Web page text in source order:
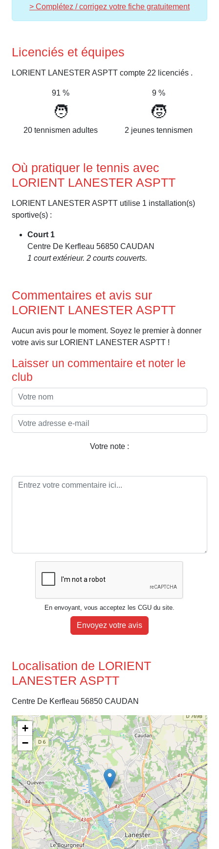
> Complétez / corrigez votre fiche gratuitement
Licenciés et équipes
LORIENT LANESTER ASPTT compte 22 licenciés .
91 % 9 %
🧑 🧒
20 tennismen adultes 2 jeunes tennismen
Où pratiquer le tennis avec
LORIENT LANESTER ASPTT
LORIENT LANESTER ASPTT utilise 1 installation(s)
sportive(s) :
Court 1
Centre De Kerfleau 56850 CAUDAN
1 court extérieur. 2 courts couverts.
Commentaires et avis sur
LORIENT LANESTER ASPTT
Aucun avis pour le moment. Soyez le premier à donner
votre avis sur LORIENT LANESTER ASPTT !
Laisser un commentaire et noter le
club
Votre note :
En envoyant, vous acceptez les CGU du site.
Envoyez votre avis
Localisation de LORIENT
LANESTER ASPTT
Centre De Kerfleau 56850 CAUDAN
+
−